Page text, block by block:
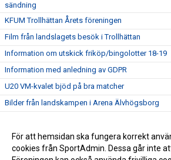
sändning
KFUM Trollhättan Årets föreningen
Film från landslagets besök i Trollhättan
Information om utskick friköp/bingolotter 18-19
Information med anledning av GDPR
U20 VM-kvalet bjöd på bra matcher
Bilder från landskampen i Arena Älvhögsborg
Stort tack för igår !
Föreningens gamla matchtröjor i Zambia
För att hemsidan ska fungera korrekt
cookies från SportAdmin. Dessa går inte